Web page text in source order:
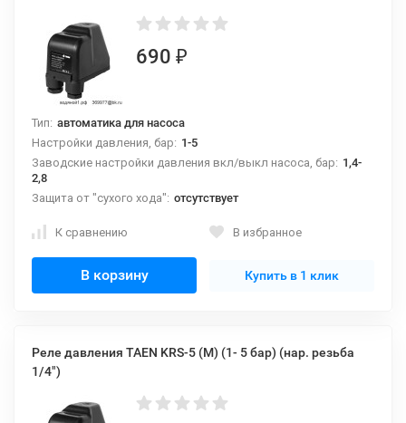
690 ₽
Тип: автоматика для насоса
Настройки давления, бар: 1-5
Заводские настройки давления вкл/выкл насоса, бар: 1,4-
2,8
Защита от "сухого хода": отсутствует
К сравнению В избранное
В корзину Купить в 1 клик
Реле давления TAEN KRS-5 (М) (1- 5 бар) (нар. резьба
1/4")